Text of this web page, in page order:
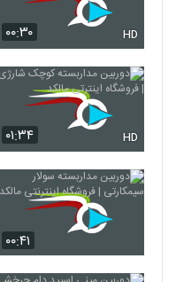
۰۰:۳۰ HD
۰۱:۳۴ HD
۰۰:۴۱